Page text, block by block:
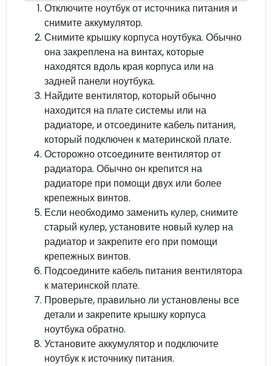
Отключите ноутбук от источника питания и
снимите аккумулятор.
Снимите крышку корпуса ноутбука. Обычно
она закреплена на винтах, которые
находятся вдоль края корпуса или на
задней панели ноутбука.
Найдите вентилятор, который обычно
находится на плате системы или на
радиаторе, и отсоедините кабель питания,
который подключен к материнской плате.
Осторожно отсоедините вентилятор от
радиатора. Обычно он крепится на
радиаторе при помощи двух или более
крепежных винтов.
Если необходимо заменить кулер, снимите
старый кулер, установите новый кулер на
радиатор и закрепите его при помощи
крепежных винтов.
Подсоедините кабель питания вентилятора
к материнской плате.
Проверьте, правильно ли установлены все
детали и закрепите крышку корпуса
ноутбука обратно.
Установите аккумулятор и подключите
ноутбук к источнику питания.